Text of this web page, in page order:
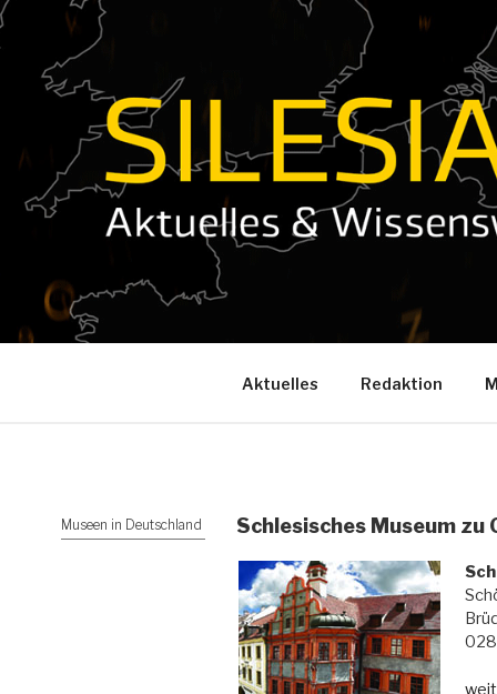
Aktuelles Redaktion
Museen in Deutschland Schlesisches Museum zu